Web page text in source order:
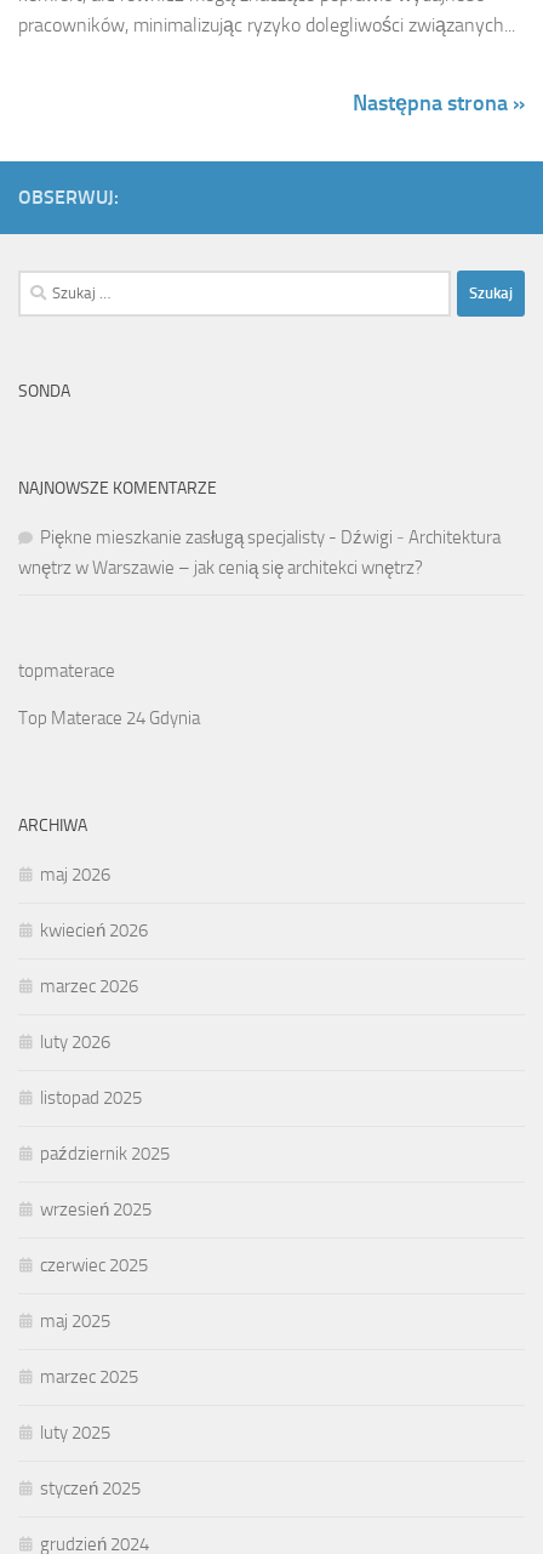
pracowników, minimalizując ryzyko dolegliwości związanych...
Następna strona »
OBSERWUJ:
Szukaj:
SONDA
NAJNOWSZE KOMENTARZE
Piękne mieszkanie zasługą specjalisty - Dźwigi - Architektura
wnętrz w Warszawie – jak cenią się architekci wnętrz?
topmaterace
Top Materace 24 Gdynia
ARCHIWA
maj 2026
kwiecień 2026
marzec 2026
luty 2026
listopad 2025
październik 2025
wrzesień 2025
czerwiec 2025
maj 2025
marzec 2025
luty 2025
styczeń 2025
grudzień 2024